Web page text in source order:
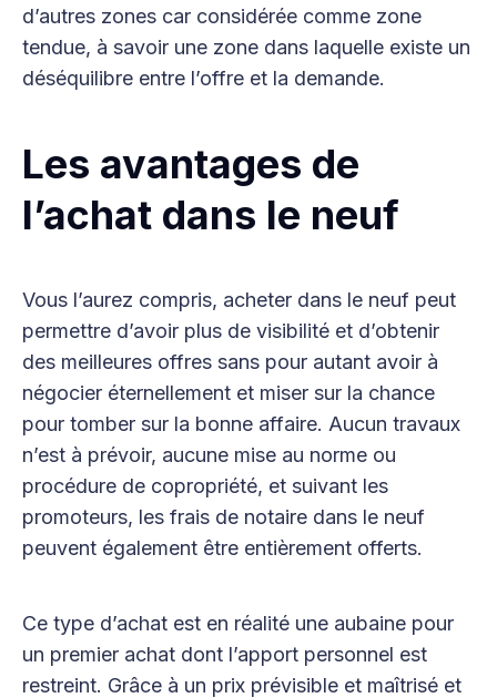
d’autres zones car considérée comme zone
tendue, à savoir une zone dans laquelle existe un
déséquilibre entre l’offre et la demande.
Les avantages de
l’achat dans le neuf
Vous l’aurez compris, acheter dans le neuf peut
permettre d’avoir plus de visibilité et d’obtenir
des meilleures offres sans pour autant avoir à
négocier éternellement et miser sur la chance
pour tomber sur la bonne affaire. Aucun travaux
n’est à prévoir, aucune mise au norme ou
procédure de copropriété, et suivant les
promoteurs, les frais de notaire dans le neuf
peuvent également être entièrement offerts.
Ce type d’achat est en réalité une aubaine pour
un premier achat dont l’apport personnel est
restreint. Grâce à un prix prévisible et maîtrisé et